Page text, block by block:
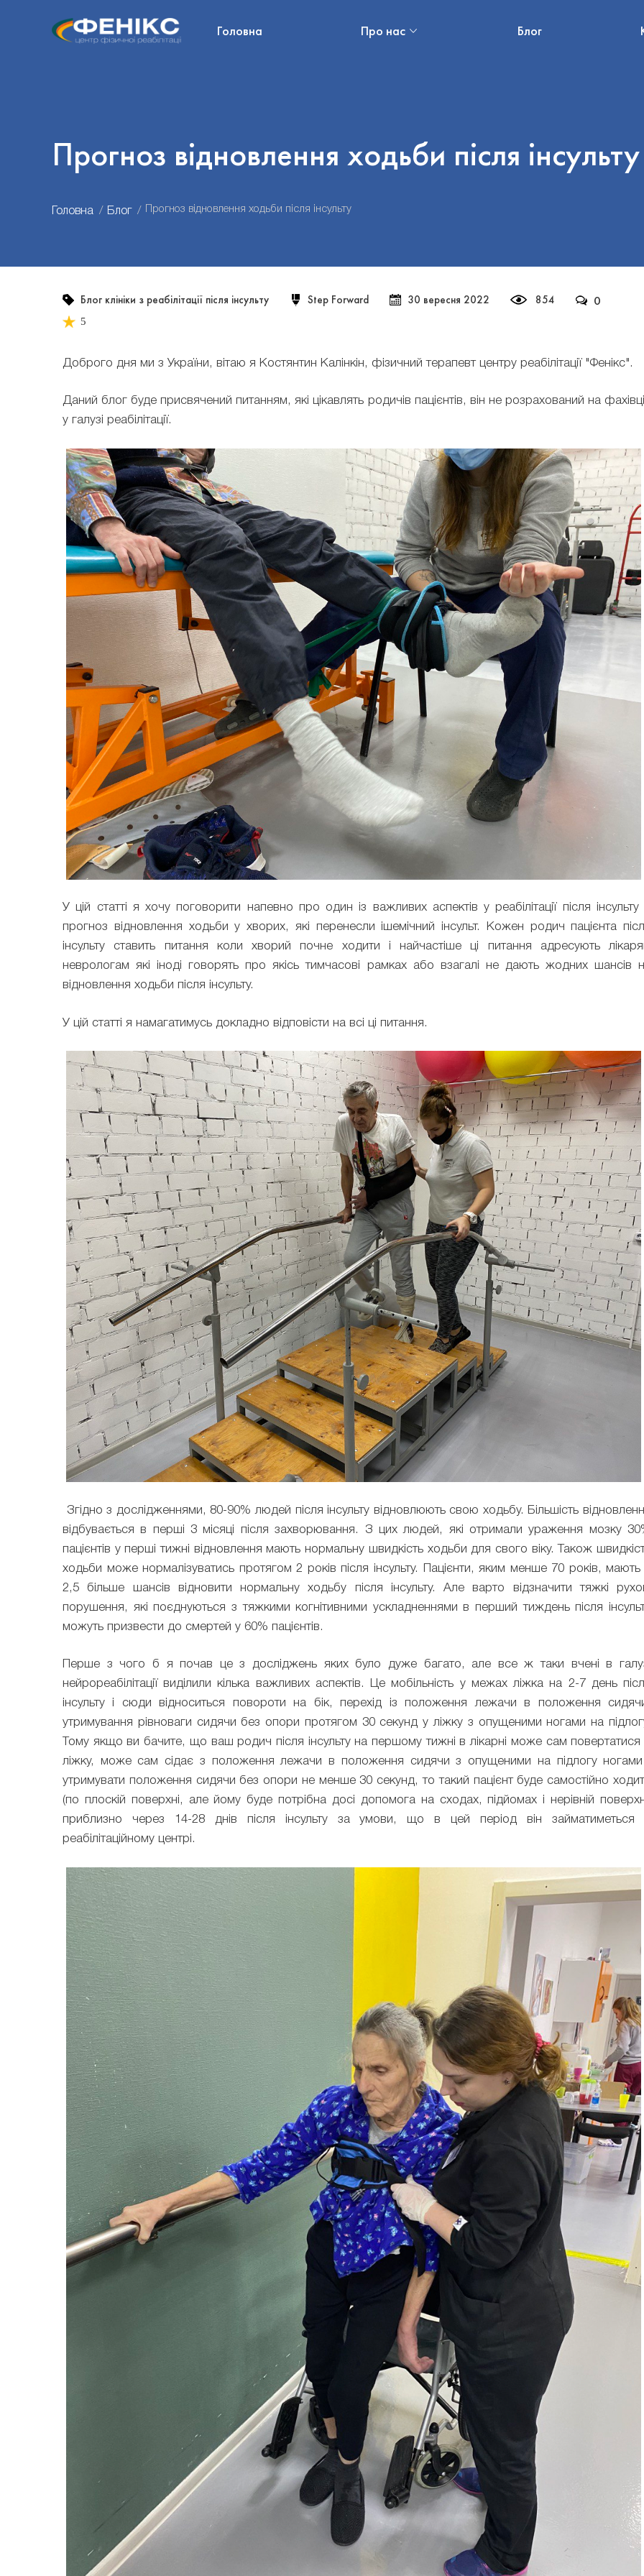
Головна Про нас Блог
Прогноз відновлення ходьби після інсульту
Головна Блог Прогноз відновлення ходьби після інсульту
Блог клініки з реабілітації після інсульту Step Forward 30 вересня 2022 854 0
5
Доброго дня ми з України, вітаю я Костянтин Калінкін, фізичний терапевт центру реабілітації "Фенікс".
Даний блог буде присвячений питанням, які цікавлять родичів пацієнтів, він не розрахований на
у галузі реабілітації.
У цій статті я хочу поговорити напевно про один із важливих аспектів у реабілітації після інсульту
прогноз відновлення ходьби у хворих, які перенесли ішемічний інсульт. Кожен родич пацієнта
інсульту ставить питання коли хворий почне ходити і найчастіше ці питання адресують
неврологам які іноді говорять про якісь тимчасові рамках або взагалі не дають жодних шансів
відновлення ходьби після інсульту.
У цій статті я намагатимусь докладно відповісти на всі ці питання.
Згідно з дослідженнями, 80-90% людей після інсульту відновлюють свою ходьбу. Більшість
відбувається в перші 3 місяці після захворювання. З цих людей, які отримали ураження мозку
пацієнтів у перші тижні відновлення мають нормальну швидкість ходьби для свого віку. Також
ходьби може нормалізуватись протягом 2 років після інсульту. Пацієнти, яким менше 70 років, мають
2,5 більше шансів відновити нормальну ходьбу після інсульту. Але варто відзначити тяжкі
порушення, які поєднуються з тяжкими когнітивними ускладненнями в перший тиждень після
можуть призвести до смертей у 60% пацієнтів.
Перше з чого б я почав це з досліджень яких було дуже багато, але все ж таки вчені в
нейрореабілітації виділили кілька важливих аспектів. Це мобільність у межах ліжка на 2-7 день
інсульту і сюди відноситься повороти на бік, перехід із положення лежачи в положення
утримування рівноваги сидячи без опори протягом 30 секунд у ліжку з опущеними ногами на
Тому якщо ви бачите, що ваш родич після інсульту на першому тижні в лікарні може сам повертатися
ліжку, може сам сідає з положення лежачи в положення сидячи з опущеними на підлогу ногами
утримувати положення сидячи без опори не менше 30 секунд, то такий пацієнт буде самостійно
(по плоскій поверхні, але йому буде потрібна досі допомога на сходах, підйомах і нерівній
приблизно через 14-28 днів після інсульту за умови, що в цей період він займатиметься
реабілітаційному центрі.